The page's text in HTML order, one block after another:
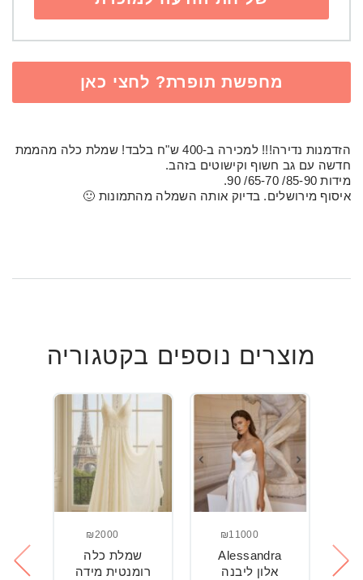
מחפשת תופרת? לחצי כאן
הזדמנות נדירה!!! למכירה ב-400 ש"ח בלבד! שמלת כלה מהממת
חדשה עם גב חשוף וקישוטים בזהב.
מידות 85-90/ 65-70/ 90.
איסוף מירושלים. בדיוק אותה השמלה מהתמונות 🙂
מוצרים נוספים בקטגוריה
₪11000
Alessandra
אלון ליבנה
₪2000
שמלת כלה
רומנטית מידה